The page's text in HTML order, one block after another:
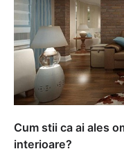
Cum stii ca ai ales
interioare?